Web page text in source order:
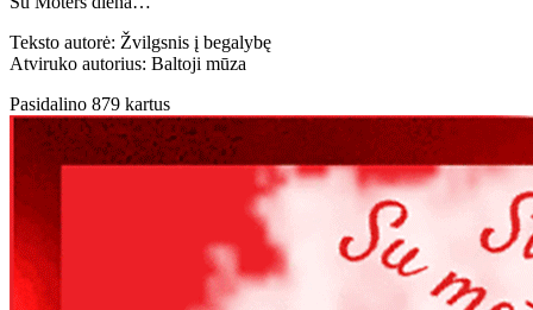
Teksto autorė: Žvilgsnis į begalybę
Atviruko autorius: Baltoji mūza
Pasidalino 879 kartus